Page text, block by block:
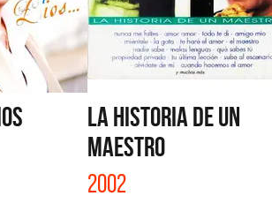
LA HISTORIA DE UN
MAESTRO
2002